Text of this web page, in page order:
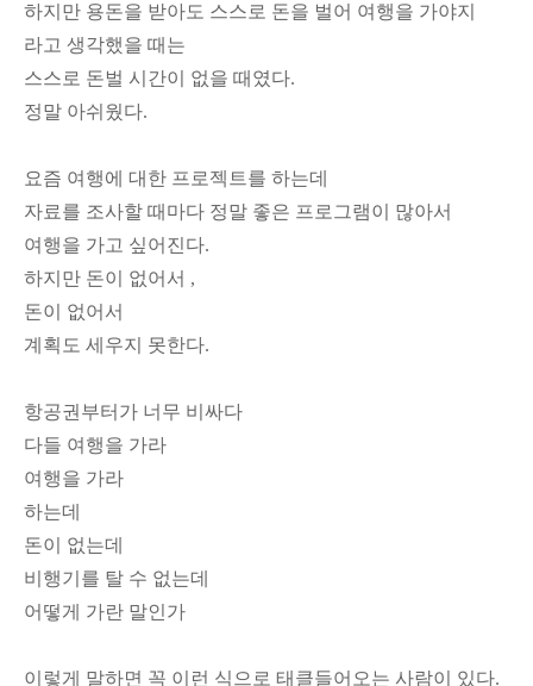
하지만 용돈을 받아도 스스로 돈을 벌어 여행을 가야지
라고 생각했을 때는
스스로 돈벌 시간이 없을 때였다.
정말 아쉬웠다.
요즘 여행에 대한 프로젝트를 하는데
자료를 조사할 때마다 정말 좋은 프로그램이 많아서
여행을 가고 싶어진다.
하지만 돈이 없어서 ,
돈이 없어서
계획도 세우지 못한다.
항공권부터가 너무 비싸다
다들 여행을 가라
여행을 가라
하는데
돈이 없는데
비행기를 탈 수 없는데
어떻게 가란 말인가
이렇게 말하면 꼭 이런 식으로 태클들어오는 사람이 있다.